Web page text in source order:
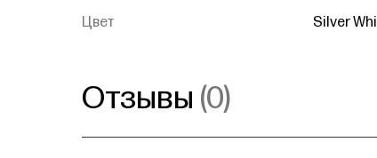
Цвет
Silver
Отзывы (0)